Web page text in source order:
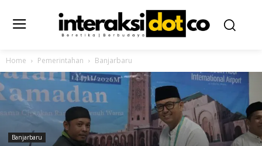
Home Pemerintahan Banjarbaru
Banjarbaru